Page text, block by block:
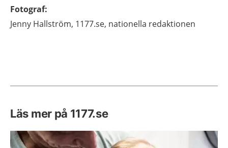
Fotograf:
Jenny Hallström, 1177.se, nationella redaktionen
Läs mer på 1177.se